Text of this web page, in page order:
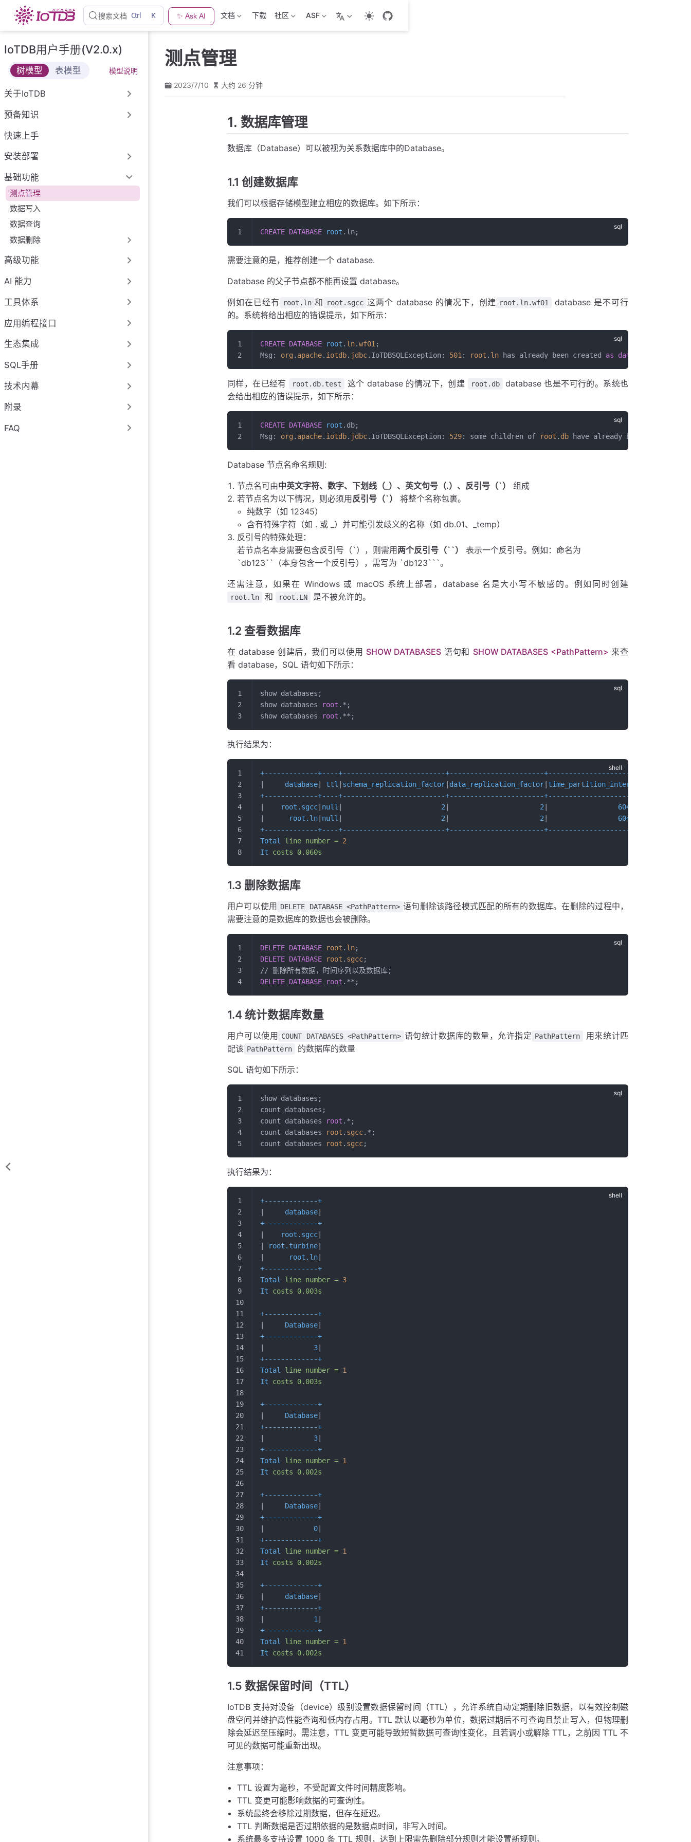
跳
至
主
要
內
容
搜索文档 Ctrl K ✨ Ask AI 文档 下载 社区 ASF
IoTDB用户手册(V2.0.x)
树模型 表模型 模型说明
关于IoTDB
预备知识
快速上手
安装部署
基础功能
测点管理
数据写入
数据查询
数据删除
高级功能
AI 能力
工具体系
应用编程接口
生态集成
SQL手册
技术内幕
附录
FAQ
测点管理
2023/7/10 大约 26 分钟
1. 数据库管理
数据库（Database）可以被视为关系数据库中的Database。
1.1 创建数据库
我们可以根据存储模型建立相应的数据库。如下所示：
CREATE DATABASE root .ln;
需要注意的是，推荐创建一个 database.
Database 的父子节点都不能再设置 database。
例如在已经有 root.ln 和 root.sgcc 这两个 database 的情况下，创建 root.ln.wf01
database 是不可行
的。系统将给出相应的错误提示，如下所示：
CREATE DATABASE root . ln.wf01 ;
Msg: org . apache. iotdb. jdbc.IoTDBSQLException: 501 : root . ln has already been created as database
同样，在已经有 root.db.test 这个 database 的情况下，创建 root.db
database 也是不可行的。系统也
会给出相应的错误提示，如下所示：
CREATE DATABASE root .db;
Msg: org . apache. iotdb. jdbc.IoTDBSQLException: 529: some children of root . db have already been created
Database 节点名命名规则:
节点名可由中英文字符、数字、下划线（_）、英文句号（.）、反引号（`）
组成
若节点名为以下情况，则必须用反引号（`）
将整个名称包裹。
纯数字（如 12345）
含有特殊字符（如 . 或 _）并可能引发歧义的名称（如 db.01、_temp）
反引号的特殊处理：
若节点名本身需要包含反引号（`），则需用两个反引号（``）
表示一个反引号。例如：命名为
`db123``（本身包含一个反引号），需写为 `db123```。
还需注意，如果在 Windows 或 macOS 系统上部署，database 名是大小写不敏感的。例如同时创建
root.ln 和 root.LN 是不被允许的。
1.2 查看数据库
在 database 创建后，我们可以使用 SHOW DATABASES 语句和 SHOW DATABASES <PathPattern> 来查
看 database，SQL 语句如下所示：
show databases;
show databases
root .*;
show databases
root .**;
执行结果为：
+-------------+----+-------------------------+-----------------------+-----------------------+
database ttl schema_replication_factor data_replication_factor time_partition_interval
+-------------+----+-------------------------+-----------------------+-----------------------+
root.sgcc null 2 2 604800
root.ln null 2 2 604800
+-------------+----+-------------------------+-----------------------+-----------------------+
Total
line number = 2
It costs 0.060s
1.3 删除数据库
用户可以使用 DELETE DATABASE <PathPattern> 语句删除该路径模式匹配的所有的数据库。在删除的过程中，
需要注意的是数据库的数据也会被删除。
DELETE DATABASE root . ln;
DELETE DATABASE root . sgcc;
// 删除所有数据，时间序列以及数据库;
DELETE DATABASE root .**;
1.4 统计数据库数量
用户可以使用 COUNT DATABASES <PathPattern> 语句统计数据库的数量，允许指定 PathPattern
用来统计匹
配该 PathPattern 的数据库的数量
SQL 语句如下所示：
show databases;
count databases;
count databases
root .*;
count databases
root . sgcc.*;
count databases
root . sgcc;
执行结果为：
+-------------+
database
+-------------+
root.sgcc
root.turbine
root.ln
+-------------+
Total
line number = 3
It costs 0.003s
+-------------+
Database
+-------------+
3
+-------------+
Total
line number = 1
It costs 0.003s
+-------------+
Database
+-------------+
3
+-------------+
Total
line number = 1
It costs 0.002s
+-------------+
Database
+-------------+
0
+-------------+
Total
line number = 1
It costs 0.002s
+-------------+
database
+-------------+
1
+-------------+
Total
line number = 1
It costs 0.002s
1.5 数据保留时间（TTL）
IoTDB 支持对设备（device）级别设置数据保留时间（TTL），允许系统自动定期删除旧数据，以有效控制磁
盘空间并维护高性能查询和低内存占用。TTL 默认以毫秒为单位，数据过期后不可查询且禁止写入，但物理删
除会延迟至压缩时。需注意，TTL 变更可能导致短暂数据可查询性变化，且若调小或解除 TTL，之前因 TTL 不
可见的数据可能重新出现。
注意事项：
TTL 设置为毫秒，不受配置文件时间精度影响。
TTL 变更可能影响数据的可查询性。
系统最终会移除过期数据，但存在延迟。
TTL 判断数据是否过期依据的是数据点时间，非写入时间。
系统最多支持设置 1000 条 TTL 规则，达到上限需先删除部分规则才能设置新规则。